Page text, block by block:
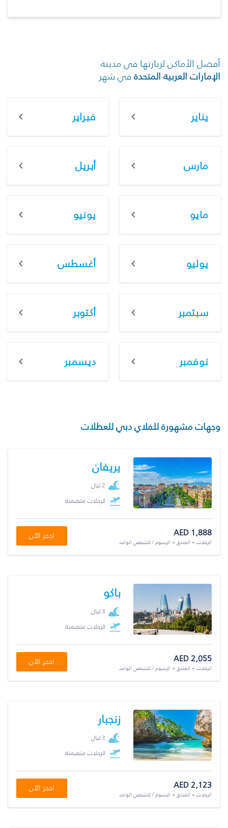
أفضل الأماكن لزيارتها في مدينة
الإمارات العربية المتحدة في شهر
يناير فبراير
مارس أبريل
مايو يونيو
يوليو أغسطس
سبتمبر أكتوبر
نوفمبر ديسمبر
وجهات مشهورة للفلاي دبي للعطلات
يريفان
2 ليال
الرحلات متضمنة
AED 1,888
الرحلات + الفندق + الرسوم / للشخص الواحد
احجز الآن
باكو
3 ليال
الرحلات متضمنة
AED 2,055
الرحلات + الفندق + الرسوم / للشخص الواحد
احجز الآن
زنجبار
3 ليال
الرحلات متضمنة
AED 2,123
الرحلات + الفندق + الرسوم / للشخص الواحد
احجز الآن